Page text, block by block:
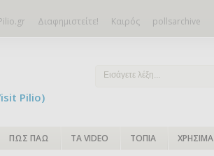
Διαφημιστείτε! Καιρός pollsarchive
Pilio)
ΠΩΣ ΠΑΩ ΤΑ VIDEO ΤΟΠΙΑ ΧΡΗΣΙΜΑ